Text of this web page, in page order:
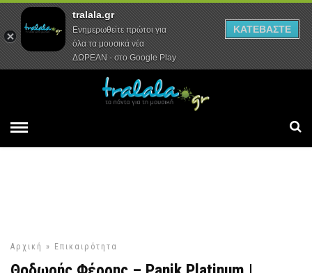
Αρχική Συνεντεύξεις Ρεπορτάζ
Αρχική » Επικαιρότητα
tralala.gr
Ενημερωθείτε πρώτοι για
όλα τα μουσικά νέα
ΔΩΡΕΑΝ - στο Google Play
ΚΑΤΕΒΑΣΤΕ